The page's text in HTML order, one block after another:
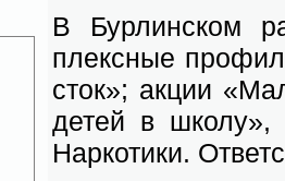
В Бур­лин­ском
плекс­ные
сток»; ак­ции
де­тей в
Нар­ко­ти­ки.